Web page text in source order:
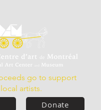
Donate
go to support
local artists.